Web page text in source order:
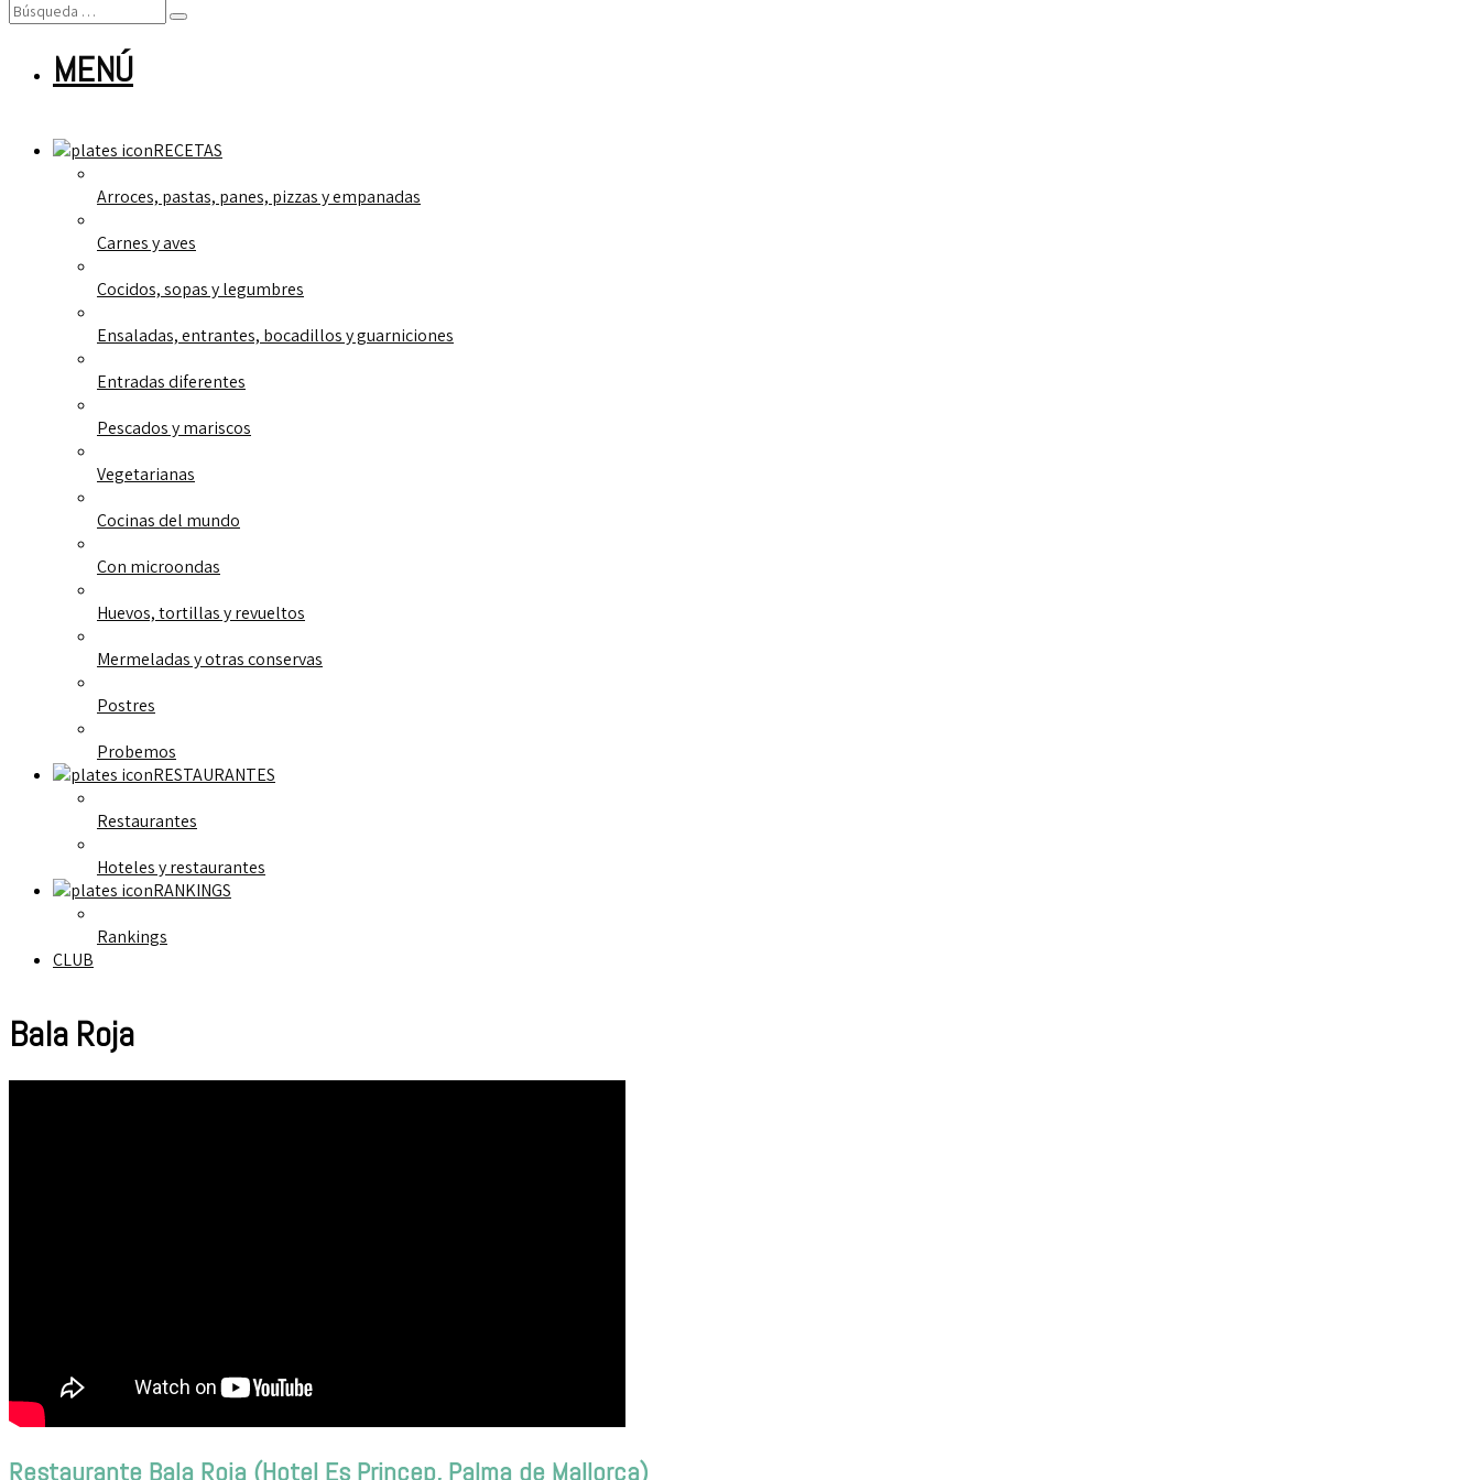
MENÚ
RECETAS
Arroces, pastas, panes, pizzas y empanadas
Carnes y aves
Cocidos, sopas y legumbres
Ensaladas, entrantes, bocadillos y guarniciones
Entradas diferentes
Pescados y mariscos
Vegetarianas
Cocinas del mundo
Con microondas
Huevos, tortillas y revueltos
Mermeladas y otras conservas
Postres
Probemos
RESTAURANTES
Restaurantes
Hoteles y restaurantes
RANKINGS
Rankings
CLUB
Bala Roja
Restaurante Bala Roja (Hotel Es Princep, Palma de Mallorca)